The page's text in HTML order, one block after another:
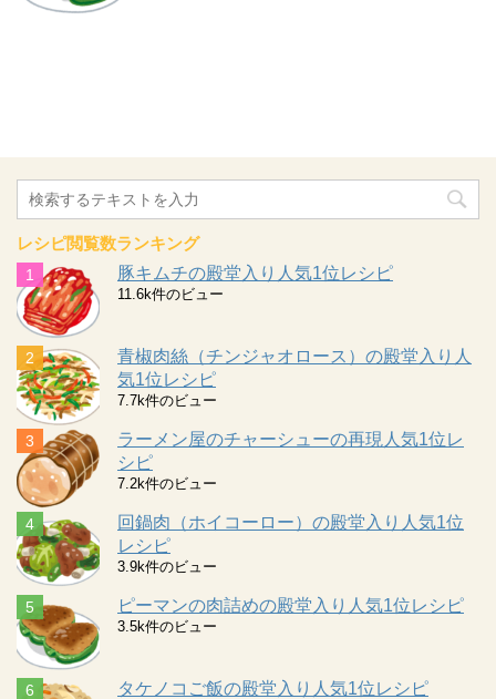
レシピ閲覧数ランキング
豚キムチの殿堂入り人気1位レシピ
11.6k件のビュー
青椒肉絲（チンジャオロース）の殿堂入り人
気1位レシピ
7.7k件のビュー
ラーメン屋のチャーシューの再現人気1位レ
シピ
7.2k件のビュー
回鍋肉（ホイコーロー）の殿堂入り人気1位
レシピ
3.9k件のビュー
ピーマンの肉詰めの殿堂入り人気1位レシピ
3.5k件のビュー
タケノコご飯の殿堂入り人気1位レシピ